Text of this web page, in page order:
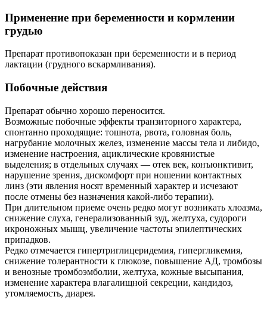
Применение при беременности и кормлении
грудью
Препарат противопоказан при беременности и в период
лактации (грудного вскармливания).
Побочные действия
Препарат обычно хорошо переносится.
Возможные побочные эффекты транзиторного характера,
спонтанно проходящие: тошнота, рвота, головная боль,
нагрубание молочных желез, изменение массы тела и либидо,
изменение настроения, ациклические кровянистые
выделения; в отдельных случаях — отек век, конъюнктивит,
нарушение зрения, дискомфорт при ношении контактных
линз (эти явления носят временный характер и исчезают
после отмены без назначения какой-либо терапии).
При длительном приеме очень редко могут возникать хлоазма,
снижение слуха, генерализованный зуд, желтуха, судороги
икроножных мышц, увеличение частоты эпилептических
припадков.
Редко отмечается гипертриглицеридемия, гипергликемия,
снижение толерантности к глюкозе, повышение АД, тромбозы
и венозные тромбоэмболии, желтуха, кожные высыпания,
изменение характера влагалищной секреции, кандидоз,
утомляемость, диарея.